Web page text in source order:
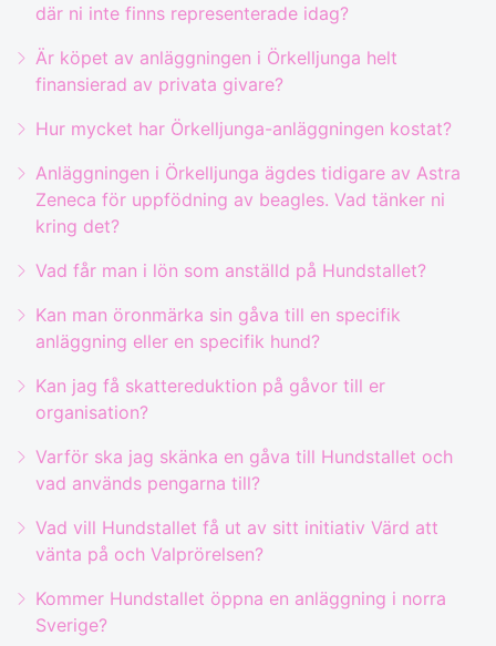
där ni inte finns representerade idag?
Är köpet av anläggningen i Örkelljunga helt
finansierad av privata givare?
Hur mycket har Örkelljunga-anläggningen kostat?
Anläggningen i Örkelljunga ägdes tidigare av Astra
Zeneca för uppfödning av beagles. Vad tänker ni
kring det?
Vad får man i lön som anställd på Hundstallet?
Kan man öronmärka sin gåva till en specifik
anläggning eller en specifik hund?
Kan jag få skattereduktion på gåvor till er
organisation?
Varför ska jag skänka en gåva till Hundstallet och
vad används pengarna till?
Vad vill Hundstallet få ut av sitt initiativ Värd att
vänta på och Valprörelsen?
Kommer Hundstallet öppna en anläggning i norra
Sverige?